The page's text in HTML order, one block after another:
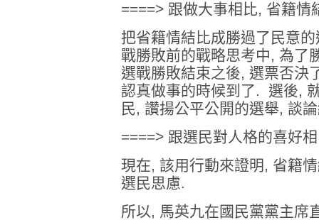
====> 跟做大事相比, 省籍情
把省籍情結比成勝過了民意
戰勝敗前的戰略思考中, 為了
選戰勝敗結束之後, 選票否決
認真做事的時候到了. 選後,
民, 讚揚公平公開的選舉, 談
====> 跟選民對人格的喜好
現在, 該用行動來證明, 省籍
選民思慮.
所以, 馬英九在國民黨黨主席